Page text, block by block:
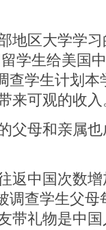
区大学学习
学生给美国
查学生计划
来可观的收入
母和亲属也
中国次数增
调查学生父
带礼物是中